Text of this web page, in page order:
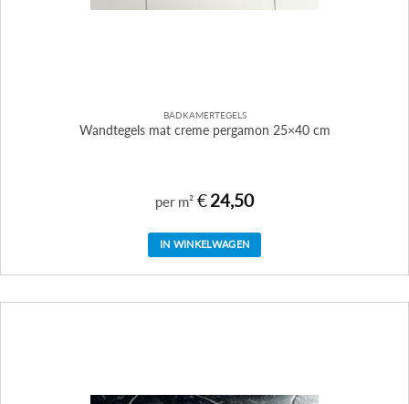
BADKAMERTEGELS
Wandtegels mat creme pergamon 25×40 cm
per m² €24,50
IN WINKELWAGEN